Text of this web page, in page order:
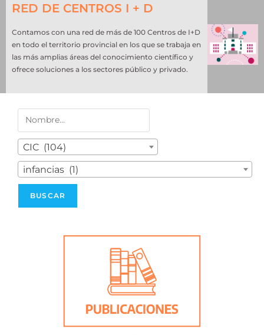
RED DE CENTROS I + D
Contamos con una red de más de 100 Centros de I+D
en todo el territorio provincial en los que se trabaja en
las más amplias áreas del conocimiento científico y
ofrece soluciones a los sectores público y privado.
CIC (104)
infancias (1)